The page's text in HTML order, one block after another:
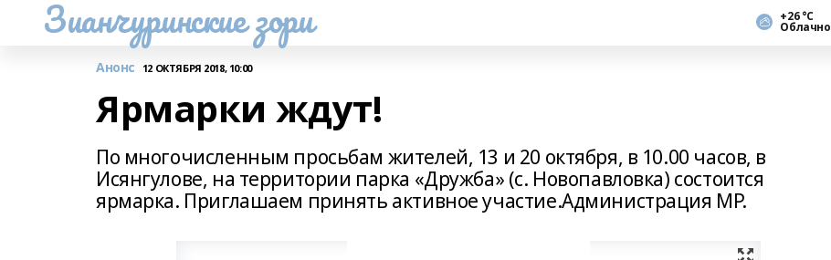
Зианчуринские зори +26 °С
Облачно
Анонс 12 ОКТЯБРЯ 2018, 10:00
Ярмарки ждут!
По многочисленным просьбам жителей, 13 и 20 октября, в 10.00 часов, в
Исянгулове, на территории парка «Дружба» (с. Новопавловка) состоится
ярмарка. Приглашаем принять активное участие.Администрация МР.